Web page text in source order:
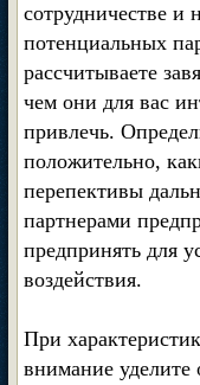
сотрудничестве и
потенциальных
рассчитываете
чем они для вас
привлечь.
положительно,
перепективы
партнерами
предпринять для
воздействия.
При
внимание